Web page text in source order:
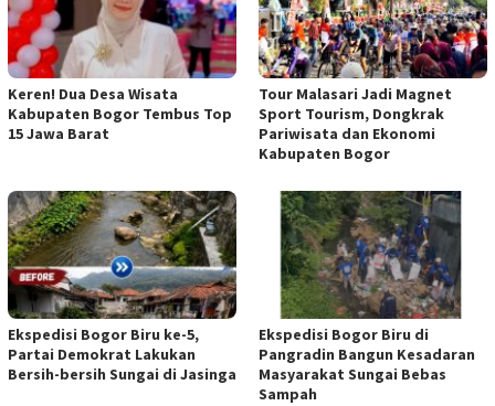
Keren! Dua Desa Wisata
Kabupaten Bogor Tembus Top
15 Jawa Barat
Tour Malasari Jadi Magnet
Sport Tourism, Dongkrak
Pariwisata dan Ekonomi
Kabupaten Bogor
Ekspedisi Bogor Biru ke-5,
Partai Demokrat Lakukan
Bersih-bersih Sungai di Jasinga
Ekspedisi Bogor Biru di
Pangradin Bangun Kesadaran
Masyarakat Sungai Bebas
Sampah